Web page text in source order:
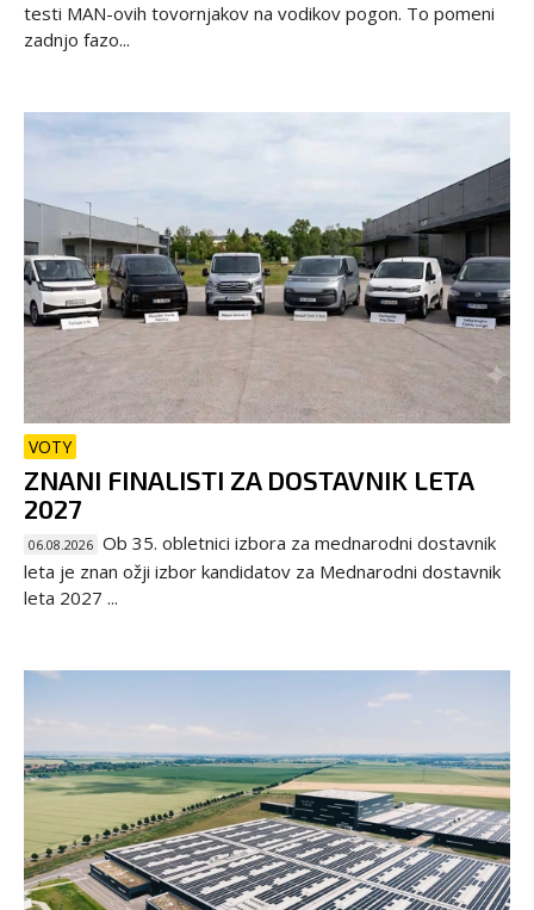
testi MAN-ovih tovornjakov na vodikov pogon. To pomeni
zadnjo fazo...
VOTY
ZNANI FINALISTI ZA DOSTAVNIK LETA
2027
06.08.2026 Ob 35. obletnici izbora za mednarodni dostavnik
leta je znan ožji izbor kandidatov za Mednarodni dostavnik
leta 2027 ...